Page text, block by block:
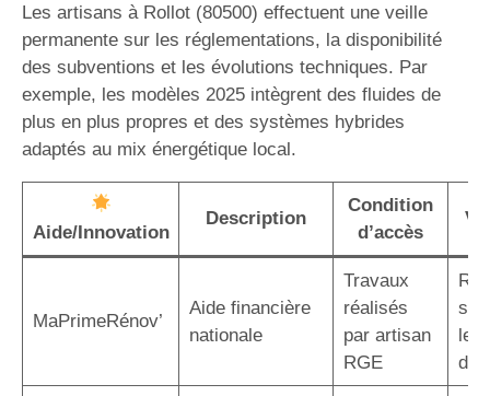
Les artisans à Rollot (80500) effectuent une veille
permanente sur les réglementations, la disponibilité
des subventions et les évolutions techniques. Par
exemple, les modèles 2025 intègrent des fluides de
plus en plus propres et des systèmes hybrides
adaptés au mix énergétique local.
Aide/Innovation
Description
Condition
d’accès
MaPrimeRénov’
Aide financière
nationale
Travaux
réalisés
par artisan
RGE
le